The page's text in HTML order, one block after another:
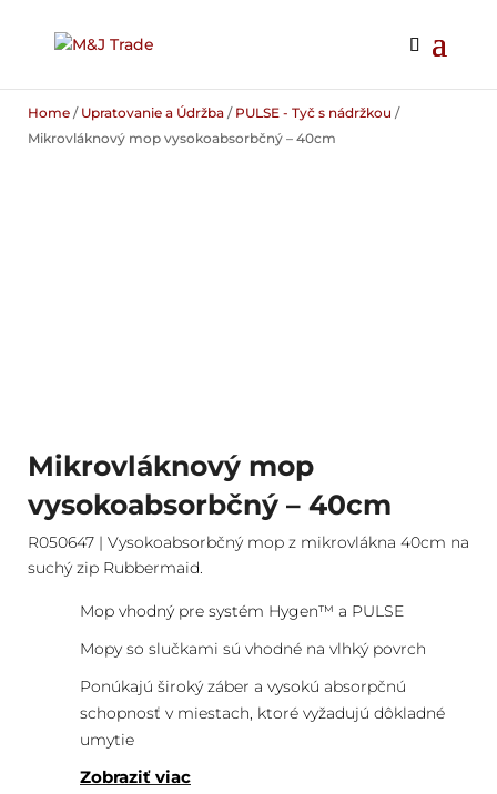
Home / Upratovanie a Údržba / PULSE - Tyč s nádržkou /
Mikrovláknový mop vysokoabsorbčný – 40cm
Mikrovláknový mop
vysokoabsorbčný – 40cm
R050647 | Vysokoabsorbčný mop z mikrovlákna 40cm na
suchý zip Rubbermaid.
Mop vhodný pre systém Hygen™ a PULSE
Mopy so slučkami sú vhodné na vlhký povrch
Ponúkajú široký záber a vysokú absorpčnú
schopnosť v miestach, ktoré vyžadujú dôkladné
umytie
Zobraziť viac